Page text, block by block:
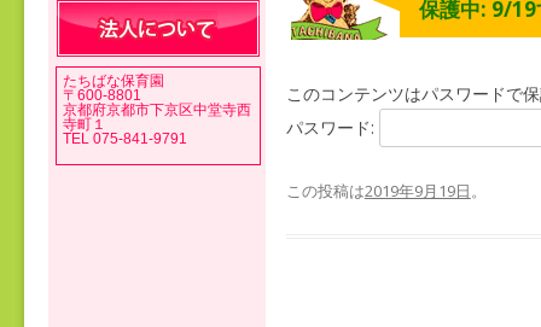
保護中: 9/19
このコンテンツはパスワードで
パスワード:
この投稿は2019年9月19日。
たちばな保育園
〒600-8801
京都府京都市下京区中堂寺西
寺町１
TEL 075-841-9791